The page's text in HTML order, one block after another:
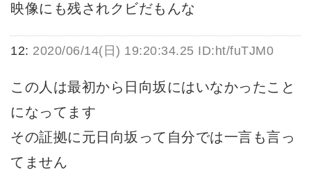
映像にも残されクビだもんな
12: 2020/06/14(日) 19:20:34.25 ID:ht/fuTJM0
この人は最初から日向坂にはいなかったこと
になってます
その証拠に元日向坂って自分では一言も言っ
てません